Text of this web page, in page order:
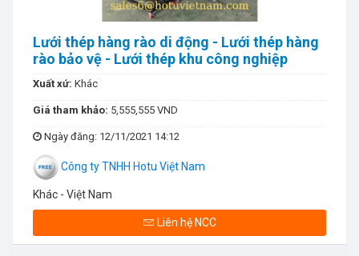
Lưới thép hàng rào di động - Lưới thép hàng
rào bảo vệ - Lưới thép khu công nghiệp
Xuất xứ: Khác
Giá tham khảo: 5,555,555 VND
Ngày đăng: 12/11/2021 14:12
Công ty TNHH Hotu Việt Nam
Khác - Việt Nam
Liên hệ NCC